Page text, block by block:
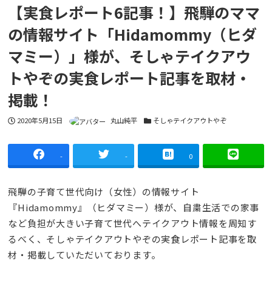
【実食レポート6記事！】飛騨のママ
の情報サイト「Hidamommy（ヒダ
マミー）」様が、そしゃテイクアウ
トやぞの実食レポート記事を取材・
掲載！
投稿日
2020年5月15日 著者 丸山純平 カテゴリー
そしゃテイクアウトやぞ
- - 0
飛騨の子育て世代向け（女性）の情報サイト
『Hidamommy』（ヒダマミー）様が、自粛生活での家事
など負担が大きい子育て世代へテイクアウト情報を周知す
るべく、そしゃテイクアウトやぞの実食レポート記事を取
材・掲載していただいております。